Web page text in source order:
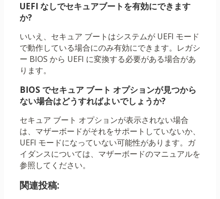
UEFI なしでセキュアブートを有効にできます
か?
いいえ、セキュア ブートはシステムが UEFI モード
で動作している場合にのみ有効にできます。レガシ
ー BIOS から UEFI に変換する必要がある場合があ
ります。
BIOS でセキュア ブート オプションが見つから
ない場合はどうすればよいでしょうか?
セキュア ブート オプションが表示されない場合
は、マザーボードがそれをサポートしていないか、
UEFI モードになっていない可能性があります。ガ
イダンスについては、マザーボードのマニュアルを
参照してください。
関連投稿: